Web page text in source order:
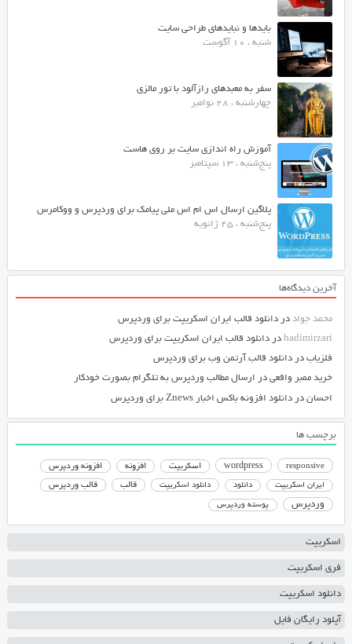
بایدها و نبایدهای طراحی سایت
شنبه ، 10 آگوست
سفر به معبدهای رازآلود با تور مالزی
چهارشنبه ، 28 نوامبر
آموزش راه اندازی سایت بر روی هاست
پنج‌شنبه ، 13 سپتامبر
پلاگین ارسال اس ام اس ملی پیامک برای وردپرس و ووکامرس
پنج‌شنبه ، 25 ژانویه
آخرین دیدگاه‌ها
محمد جواددر دانلود قالب ایران اسکریپت برای وردپرس
hadimirzariدر دانلود قالب ایران اسکریپت برای وردپرس
فلزیابدر دانلود قالب آرتمن وب برای وردپرس
خرید ممبر واقعیدر ارسال مطالب وردپرس به تلگرام بصورت خودکار
احساندر دانلود افزونه باکس اخبار Znews برای وردپرس
برچسب ها
responsive
wordpress اسکریپت افزونه افزونه وردپرس
ایران اسکریپت دانلود دانلود اسکریپت قالب قالب وردپرس
وردپرس پوسته وردپرس
اسکریپت
فری اسکریپت
دانلود اسکریپت
آپلود رایگان فایل